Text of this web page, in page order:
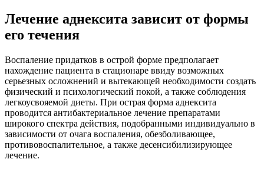
Лечение аднексита зависит от формы
его течения
Воспаление придатков в острой форме предполагает
нахождение пациента в стационаре ввиду возможных
серьезных осложнений и вытекающей необходимости создать
физический и психологический покой, а также соблюдения
легкоусвояемой диеты. При острая форма аднексита
проводится антибактериальное лечение препаратами
широкого спектра действия, подобранными индивидуально в
зависимости от очага воспаления, обезболивающее,
противовоспалительное, а также десенсибилизирующее
лечение.